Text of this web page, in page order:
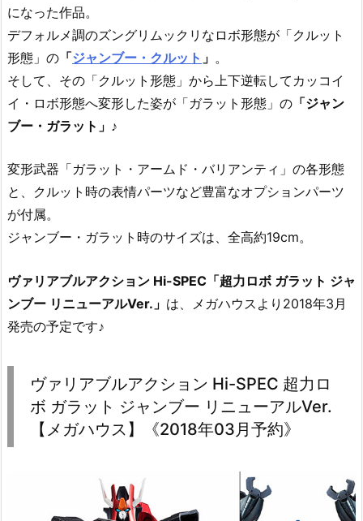
になった作品。
デフォルメ調のズングリムックリなロボ形態が「クルット
形態」の 「ジャンブー・クルット 」 。
そして、その「クルット形態」から上下逆転してカッコイ
イ・ロボ形態へ変形した姿が「ガラット形態」の 「ジャン
ブー・ガラット」 ♪
変形武器「ガラット・アームド・バリアンティ」の各形態
と、クルット時の表情パーツなど豊富なオプションパーツ
が付属。
ジャンブー・ガラット時のサイズは、全高約19cm。
ヴァリアブルアクション Hi-SPEC「超力ロボ ガラット ジャ
ンブー リニューアルVer.」 は、メガハウスより2018年3月
発売の予定です♪
ヴァリアブルアクション Hi-SPEC 超力ロ
ボ ガラット ジャンブー リニューアルVer.
【メガハウス】《2018年03月予約》